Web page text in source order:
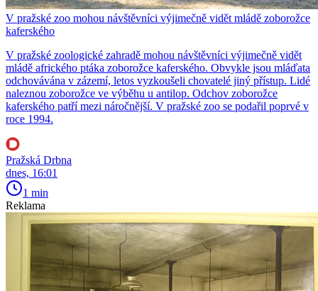
V pražské zoo mohou návštěvníci výjimečně vidět mládě zoborožce
kaferského
V pražské zoologické zahradě mohou návštěvníci výjimečně vidět
mládě afrického ptáka zoborožce kaferského. Obvykle jsou mláďata
odchovávána v zázemí, letos vyzkoušeli chovatelé jiný přístup. Lidé
naleznou zoborožce ve výběhu u antilop. Odchov zoborožce
kaferského patří mezi náročnější. V pražské zoo se podařil poprvé v
roce 1994.
Pražská Drbna
dnes, 16:01
1 min
Reklama